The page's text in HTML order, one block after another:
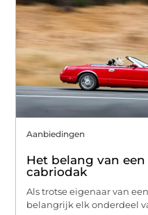
Aanbiedingen
Het belang van
cabriodak
Als trotse eigenaar van
belangrijk elk onderdeel